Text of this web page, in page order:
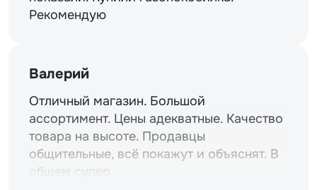
Рекомендую
Валерий
Отличный магазин. Большой
ассортимент. Цены адекватные. Качество
товара на высоте. Продавцы
общительные, всё покажут и объяснят. В
общем супер.